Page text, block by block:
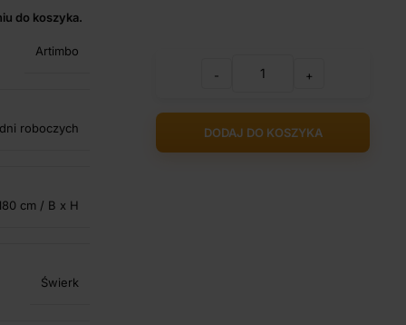
do koszyka.
Artimbo
roboczych
cm / B x H
Świerk
- +
DODAJ DO KOSZYKA